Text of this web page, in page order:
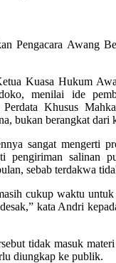
Kuasa Hukum
menilai ide
Khusus
bukan berangkat dari
sangat mengerti
pengiriman salinan
sebab terdakwa
cukup waktu
kata Andri
tidak masuk
diungkap ke publik.